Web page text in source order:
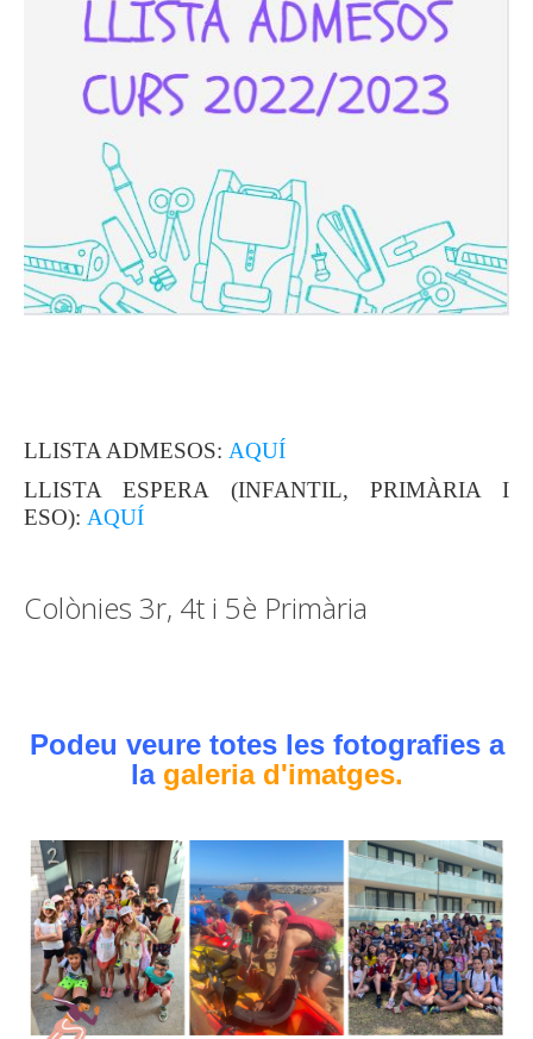
LLISTA ADMESOS: AQUÍ
LLISTA ESPERA (INFANTIL, PRIMÀRIA I
ESO): AQUÍ
Colònies 3r, 4t i 5è Primària
Podeu veure totes les fotografies a
la galeria d'imatges.